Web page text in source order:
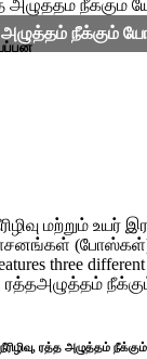
மற்றும் உயர்
(போஸ்கள்)
three different
ரத்தஅழுத்தம்
ரத்த அழுத்தம்